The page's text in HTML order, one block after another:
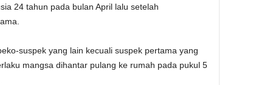
24 tahun pada bulan April lalu setelah
suspek yang lain kecuali suspek pertama yang
mangsa dihantar pulang ke rumah pada pukul 5